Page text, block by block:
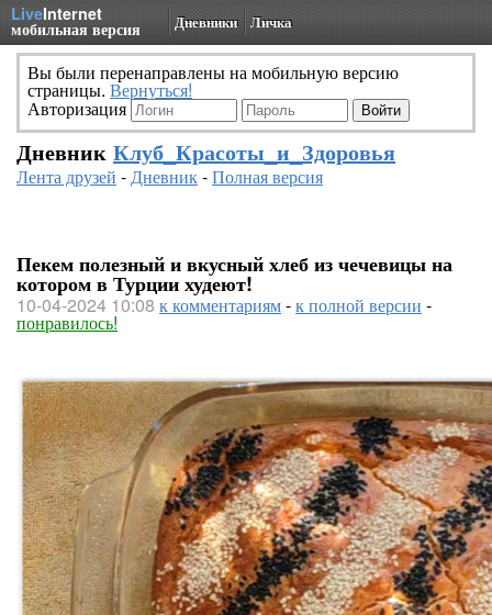
LiveInternet
мобильная версия Дневники Личка
Вы были перенаправлены на мобильную версию
страницы. Вернуться!
Авторизация
Дневник Клуб_Красоты_и_Здоровья
Лента друзей -Дневник-Полная версия
Пекем полезный и вкусный хлеб из чечевицы на
котором в Турции худеют!
10-04-2024 10:08 к комментариям-к полной версии -
понравилось!